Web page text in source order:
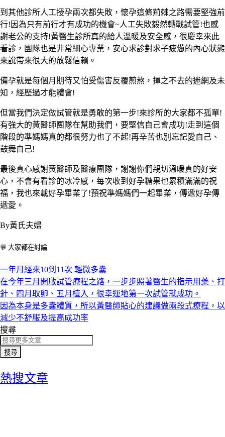
到其他診所人工授孕兩次都失敗，懷孕這條荊棘之路需要堅強前
行! 因為只有前行才有成功的機會~人工失敗毅然轉戰試管!也感
謝老公的支持!黃醫生診所真的給人溫暖及安全感，很慶幸來此
看診，團隊也是非常細心專業，安心求診對求子疲憊的內心狀態
來說帶來很大的放鬆信賴。
備孕就是每個月期待又怕受傷害反覆煎熬，揮之不去的迷網及未
知，經歷過才能體會!
但當我們決定做試管就是勇敢的第一步!來診所的大家都不孤單!
有強大的黃醫師團隊在幫助我們，要堅信自己會成功!走到這個
階段的準媽媽真的都很努力也了不起!再辛苦也別忘記愛自己、
鼓舞自己!
最後真心感謝黃醫師及醫療團隊，謝謝你們親切溫暖真的好安
心，不會有看診的冰冷感，每次收到好孕糖果也累積滿滿的祝
福，我也來載好孕畢業了!預祝準媽媽們一起畢業，傳遞好孕傳
遞愛。
By黃氏夫婦
💬 大家都在討論
一年月經來10到11次 輕微多囊
在今年三月開啟試管療程之路，一步步照著醫生的指示用藥、打
針、四月取卵、五月植入，很幸運地第一次試管就成功。
因為本身是多囊體質，所以黃醫師貼心的建議做兩段式療程，以
減少不舒服及提高成功率
搜尋
搜尋
熱搜文章